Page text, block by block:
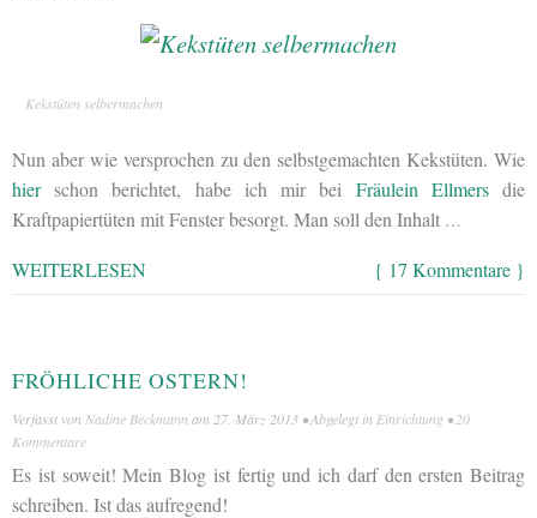
Kekstüten selbermachen
Nun aber wie versprochen zu den selbstgemachten Kekstüten. Wie
hierschon berichtet, habe ich mir bei Fräulein Ellmersdie
Kraftpapiertüten mit Fenster besorgt. Man soll den Inhalt …
WEITERLESEN { 17 Kommentare }
FRÖHLICHE OSTERN!
Verfasst von Nadine Beckmann am 27. März 2013 • Abgelegt in Einrichtung •20
Kommentare
Es ist soweit! Mein Blog ist fertig und ich darf den ersten Beitrag
schreiben. Ist das aufregend!